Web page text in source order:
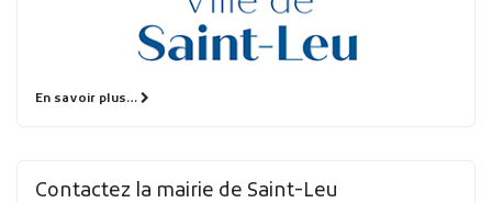
En savoir plus…
Contactez la mairie de Saint-Leu